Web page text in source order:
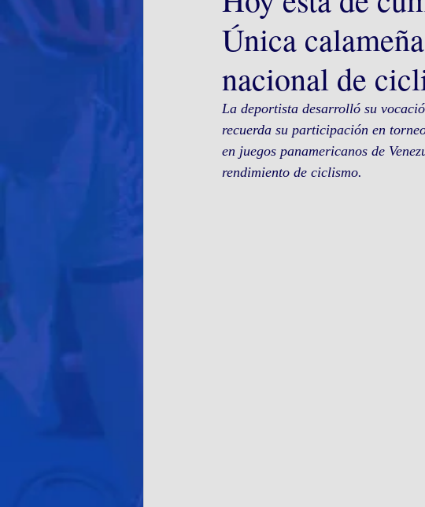
Única
nacional de
La deportista desarrolló su
recuerda su participación en
en juegos panamericanos de
rendimiento de ciclismo.